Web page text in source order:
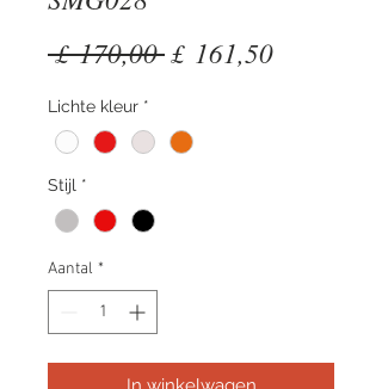
£ 170,00 Normale
£ 161,50
Lichte kleur *
Stijl *
Aantal *